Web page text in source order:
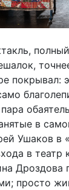
покрывал:
в
Ушаков в
в театр
Дроздова
просто